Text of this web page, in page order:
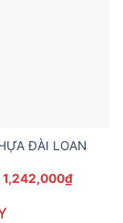
ĐÀI LOAN
Giá
gốc
1,944,000₫.
1,242,000₫Giá
hiện